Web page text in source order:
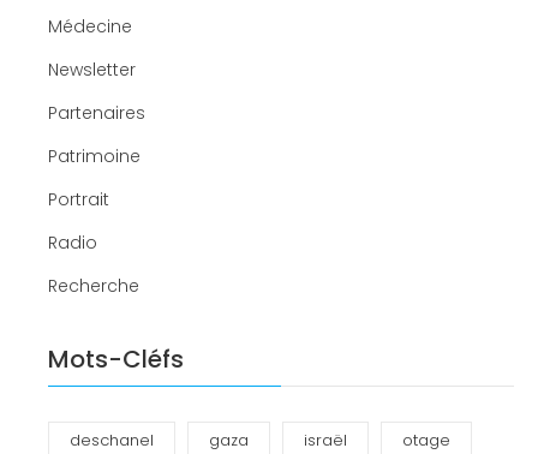
Médecine
Newsletter
Partenaires
Patrimoine
Portrait
Radio
Recherche
Mots-Cléfs
deschanel gaza israël otage